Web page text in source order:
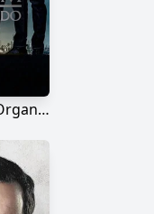
Law & Order: Crime Organizado